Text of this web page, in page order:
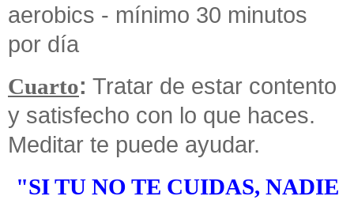
aerobics - mínimo 30 minutos
por día
Cuarto: Tratar de estar contento
y satisfecho con lo que haces.
Meditar te puede ayudar.
"SI TU NO TE CUIDAS, NADIE